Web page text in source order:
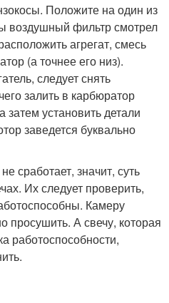
Положите на один из
воздушный фильтр смотрел
агрегат, смесь
(а точнее его низ).
следует снять
залить в карбюратор
затем установить детали
заведется буквально
сработает, значит, суть
Их следует проверить,
Камеру
просушить. А свечу, которая
работоспособности,